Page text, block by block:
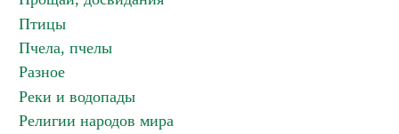
Птицы
Пчела, пчелы
Разное
Реки и водопады
Религии народов мира